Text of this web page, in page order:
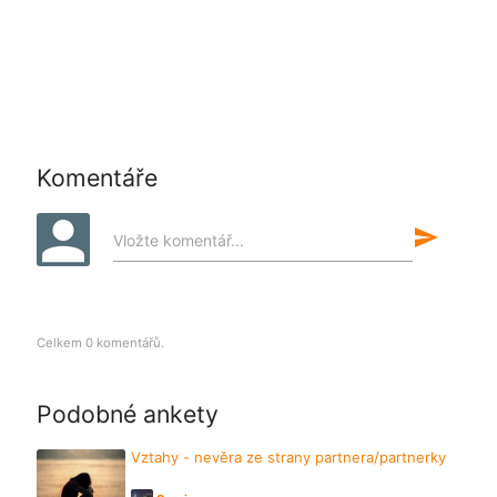
Komentáře
Vložte komentář... send
Celkem 0 komentářů.
Podobné ankety
Vztahy - nevěra ze strany partnera/partnerky